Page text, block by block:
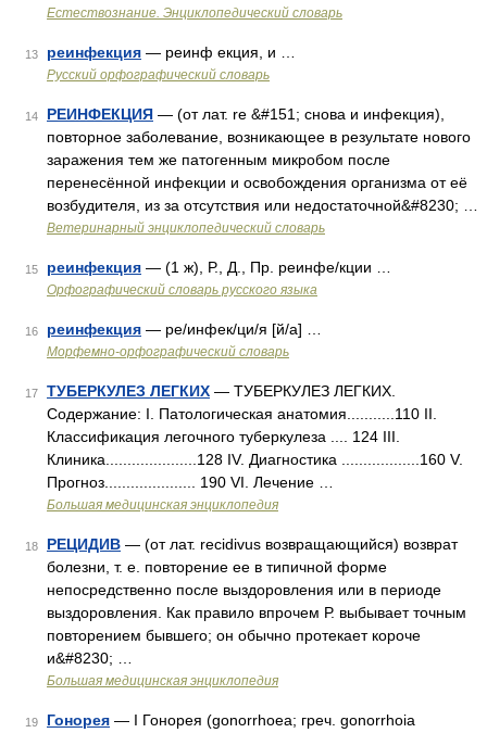
Естествознание. Энциклопедический словарь
13 реинфекция — реинф екция, и …
Русский орфографический словарь
14 РЕИНФЕКЦИЯ — (от лат. re &#151; снова и инфекция),
повторное заболевание, возникающее в результате нового
заражения тем же патогенным микробом после
перенесённой инфекции и освобождения организма от её
возбудителя, из за отсутствия или недостаточной&#8230; …
Ветеринарный энциклопедический словарь
15 реинфекция — (1 ж), Р., Д., Пр. реинфе/кции …
Орфографический словарь русского языка
16 реинфекция — ре/инфек/ци/я [й/а] …
Морфемно-орфографический словарь
17 ТУБЕРКУЛЕЗ ЛЕГКИХ — ТУБЕРКУЛЕЗ ЛЕГКИХ.
Содержание: I. Патологическая анатомия...........110 II.
Классификация легочного туберкулеза .... 124 III.
Клиника.....................128 IV. Диагностика ..................160 V.
Прогноз..................... 190 VІ. Лечение …
Большая медицинская энциклопедия
18 РЕЦИДИВ — (от лат. recidivus возвращающийся) возврат
болезни, т. е. повторение ее в типичной форме
непосредственно после выздоровления или в периоде
выздоровления. Как правило впрочем Р. выбывает точным
повторением бывшего; он обычно протекает короче
и&#8230; …
Большая медицинская энциклопедия
19 Гонорея — I Гонорея (gonorrhoea; греч. gonorrhoia